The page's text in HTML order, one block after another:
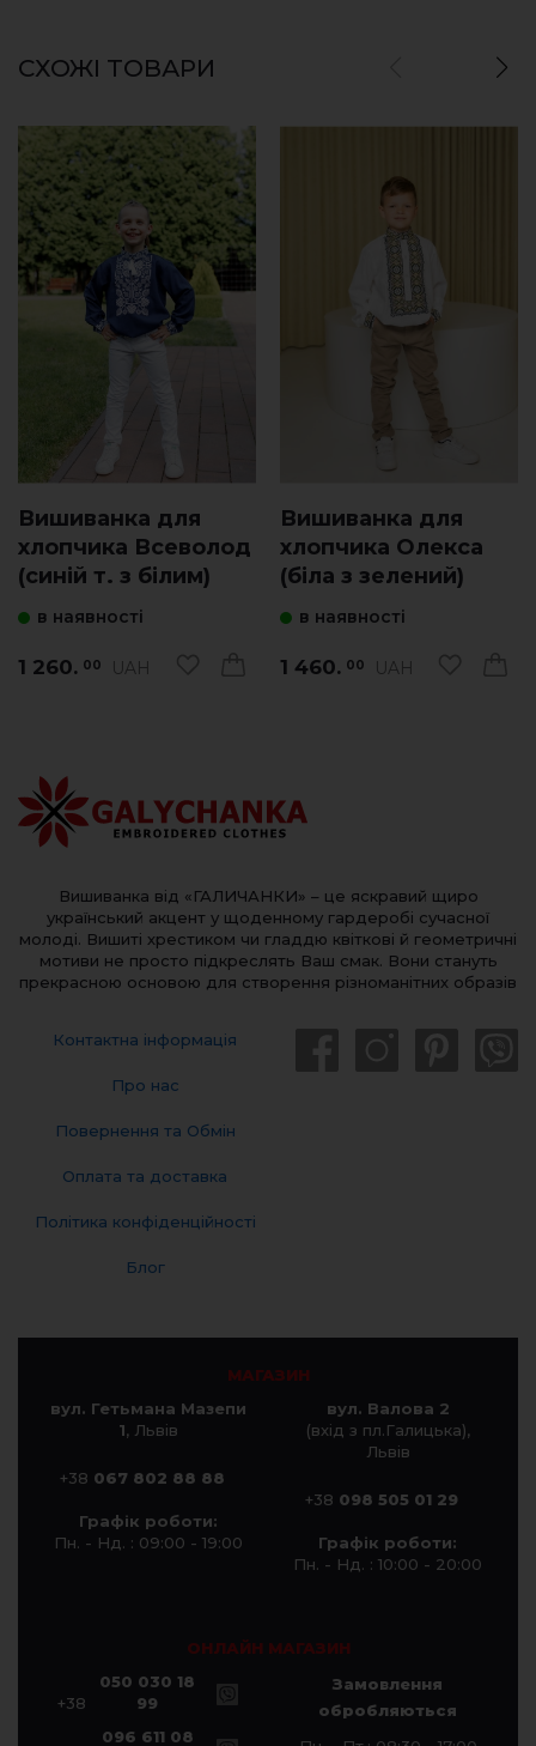
СХОЖІ ТОВАРИ
Вишиванка для
хлопчика Всеволод
(синій т. з білим)
в наявності
1 260. 00 UAH
Вишиванка для
хлопчика Олекса
(біла з зелений)
в наявності
1 460. 00 UAH
Вишиванка від «ГАЛИЧАНКИ» – це яскравий щиро
український акцент у щоденному гардеробі сучасної
молоді. Вишиті хрестиком чи гладдю квіткові й геометричні
мотиви не просто підкреслять Ваш смак. Вони стануть
прекрасною основою для створення різноманітних образів
Контактна інформація
Про нас
Повернення та Обмін
Оплата та доставка
Політика конфіденційності
Блог
МАГАЗИН
вул. Гетьмана Мазепи
1, Львів
+38 067 802 88 88
Графік роботи:
Пн. - Нд. : 09:00 - 19:00
вул. Валова 2
(вхід з пл.Галицька),
Львів
+38 098 505 01 29
Графік роботи:
Пн. - Нд. : 10:00 - 20:00
ОНЛАЙН МАГАЗИН
+38
050 030 18
99
096 611 08
Замовлення
обробляються